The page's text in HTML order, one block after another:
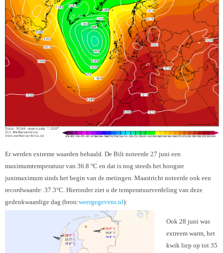
Er werden extreme waarden behaald. De Bilt noteerde 27 juni een
maximumtemperatuur van 36.8 °C en dat is nog steeds het hoogste
junimaximum sinds het begin van de metingen. Maastricht noteerde ook een
recordwaarde: 37.3°C. Hieronder ziet u de temperatuurverdeling van deze
gedenkwaardige dag (bron:weergegevens.nl):
Ook 28 juni was
extreem warm, het
kwik liep op tot 35